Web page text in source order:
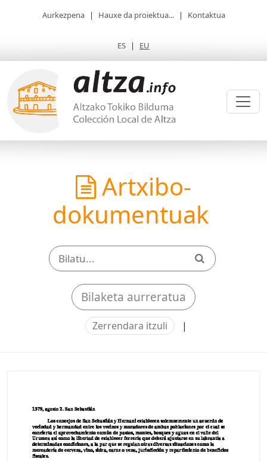
Aurkezpena | Hauxe da proiektua... | Kontaktua
ES | EU
Artxibo-
dokumentuak
Bilaketa aurreratua
Zerrendara itzuli |